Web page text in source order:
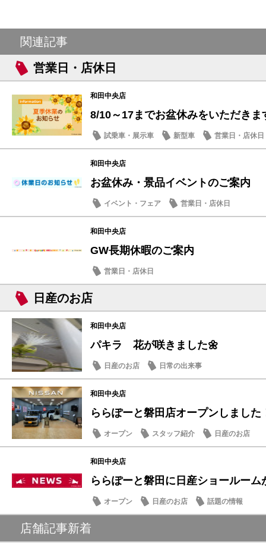
関連記事
営業日・店休日
和田中央店
8/10～17までお盆休みをいただきま
試乗車・展示車 新型車 営業日・店休日
和田中央店
お盆休み・景品イベントのご案内
イベント・フェア 営業日・店休日
和田中央店
GW長期休暇のご案内
営業日・店休日
日産のお店
和田中央店
パキラ 花が咲きました🌼
日産のお店 日常の出来事
和田中央店
ららぽーと磐田店オープンしました
オープン スタッフ紹介 日産のお店
和田中央店
ららぽーと磐田に日産ショールー
オープン 日産のお店 話題の情報
店舗記事新着